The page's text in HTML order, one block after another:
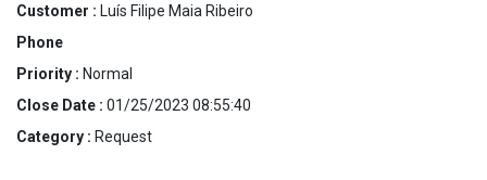
Customer : Luís Filipe Maia Ribeiro
Phone
Priority : Normal
Close Date : 01/25/2023 08:55:40
Category : Request